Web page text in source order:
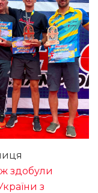
здобули
з